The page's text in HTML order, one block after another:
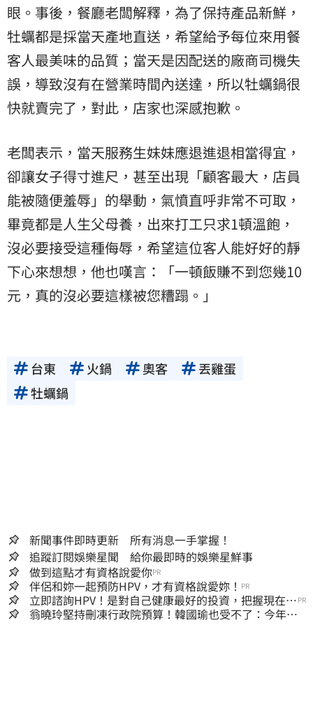
眼。事後，餐廳老闆解釋，為了保持產品新鮮，
牡蠣都是採當天產地直送，希望給予每位來用餐
客人最美味的品質；當天是因配送的廠商司機失
誤，導致沒有在營業時間內送達，所以牡蠣鍋很
快就賣完了，對此，店家也深感抱歉。
老闆表示，當天服務生妹妹應退進退相當得宜，
卻讓女子得寸進尺，甚至出現「顧客最大，店員
能被隨便羞辱」的舉動，氣憤直呼非常不可取，
畢竟都是人生父母養，出來打工只求1頓溫飽，
沒必要接受這種侮辱，希望這位客人能好好的靜
下心來想想，他也嘆言：「一頓飯賺不到您幾10
元，真的沒必要這樣被您糟蹋。」
台東 火鍋 奧客
丟雞蛋
牡蠣鍋
新聞事件即時更新 所有消息一手掌握！
追蹤訂閱娛樂星聞 給你最即時的娛樂星鮮事
做到這點才有資格說愛你PR
伴侶和妳一起預防HPV，才有資格說愛妳！ PR
立即諮詢HPV！是對自己健康最好的投資，把握現在不
嫌晚！
PR
翁曉玲堅持刪凍行政院預算！韓國瑜也受不了：今年剩4